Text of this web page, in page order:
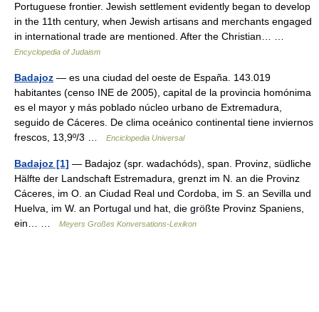
Portuguese frontier. Jewish settlement evidently began to develop
in the 11th century, when Jewish artisans and merchants engaged
in international trade are mentioned. After the Christian… …
Encyclopedia of Judaism
Badajoz — es una ciudad del oeste de España. 143.019
habitantes (censo INE de 2005), capital de la provincia homónima
es el mayor y más poblado núcleo urbano de Extremadura,
seguido de Cáceres. De clima oceánico continental tiene inviernos
frescos, 13,9º/3 …
Enciclopedia Universal
Badajoz [1] — Badajoz (spr. wadachóds), span. Provinz, südliche
Hälfte der Landschaft Estremadura, grenzt im N. an die Provinz
Cáceres, im O. an Ciudad Real und Cordoba, im S. an Sevilla und
Huelva, im W. an Portugal und hat, die größte Provinz Spaniens,
ein… …
Meyers Großes Konversations-Lexikon